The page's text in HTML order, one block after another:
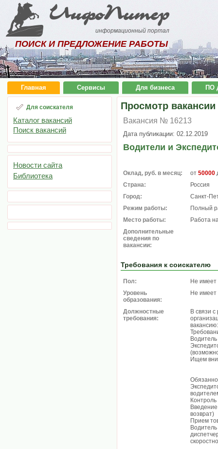
ИнфоПитер
информационный портал
ПОИСК И ПРЕДЛОЖЕНИЕ РАБОТЫ
Главная Сервисы Для бизнеса ПО
Для соискателя
Каталог вакансий
Поиск вакансий
Новости сайта
Библиотека
Просмотр вакансии
Вакансия № 16213
Дата публикации: 02.12.2019
Водители и
Оклад, руб. в месяц: от 50000
Страна:
Россия
Город:
Санкт-
Режим работы:
Полный
Место работы:
Работа
Дополнительные
сведения по
вакансии:
Требования к соискателю
Пол:
Не имеет
Уровень
образования:
Не имеет
Должностные
требования:
В связи
Ищем
Контроль
возврат)
Прием